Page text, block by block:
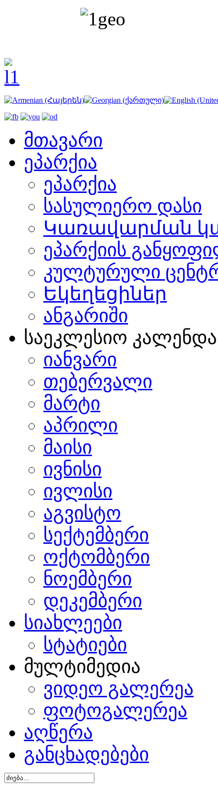
მთავარი
ეპარქია
ეპარქია
სასულიერო დასი
Կառավարման
ეპარქიის
კულტურული
Եկեղեցիներ
ანგარიში
საეკლესიო
იანვარი
თებერვალი
მარტი
აპრილი
მაისი
ივნისი
ივლისი
აგვისტო
სექტემბერი
ოქტომბერი
ნოემბერი
დეკემბერი
სიახლეები
სტატიები
მულტიმედია
ვიდეო გალერეა
ფოტოგალერეა
აღწერა
განცხადებები